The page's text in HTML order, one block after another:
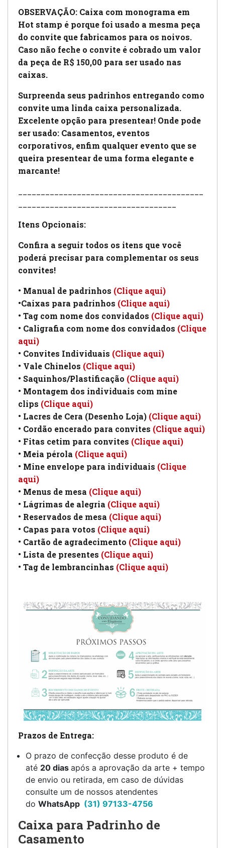
OBSERVAÇÃO: Caixa com monograma em
Hot stamp é porque foi usado a mesma peça
do convite que fabricamos para os noivos.
Caso não feche o convite é cobrado um valor
da peça de R$ 150,00 para ser usado nas
caixas.
Surpreenda seus padrinhos entregando como
convite uma linda caixa personalizada.
Excelente opção para presentear! Onde pode
ser usado: Casamentos, eventos
corporativos, enfim qualquer evento que se
queira presentear de uma forma elegante e
marcante!
Itens Opcionais:
Confira a seguir todos os itens que você
poderá precisar para complementar os seus
convites!
• Manual de padrinhos (Clique aqui)
•Caixas para padrinhos (Clique aqui)
• Tag com nome dos convidados (Clique aqui)
• Caligrafia com nome dos convidados (Clique
aqui)
• Convites Individuais (Clique aqui)
• Vale Chinelos (Clique aqui)
• Saquinhos/Plastificação (Clique aqui)
• Montagem dos individuais com mine
clips (Clique aqui)
• Lacres de Cera (Desenho Loja) (Clique aqui)
• Cordão encerado para convites (Clique aqui)
• Fitas cetim para convites (Clique aqui)
• Meia pérola (Clique aqui)
• Mine envelope para individuais (Clique
aqui)
• Menus de mesa (Clique aqui)
• Lágrimas de alegria (Clique aqui)
• Reservados de mesa (Clique aqui)
• Capas para votos (Clique aqui)
• Cartão de agradecimento (Clique aqui)
• Lista de presentes (Clique aqui)
• Tag de lembrancinhas (Clique aqui)
Prazos de Entrega:
O prazo de confecção desse produto é de
até 20 dias após a aprovação da arte + tempo
de envio ou retirada, em caso de dúvidas
consulte um de nossos atendentes
do WhatsApp (31) 97133-4756
Caixa para Padrinho de
Casamento